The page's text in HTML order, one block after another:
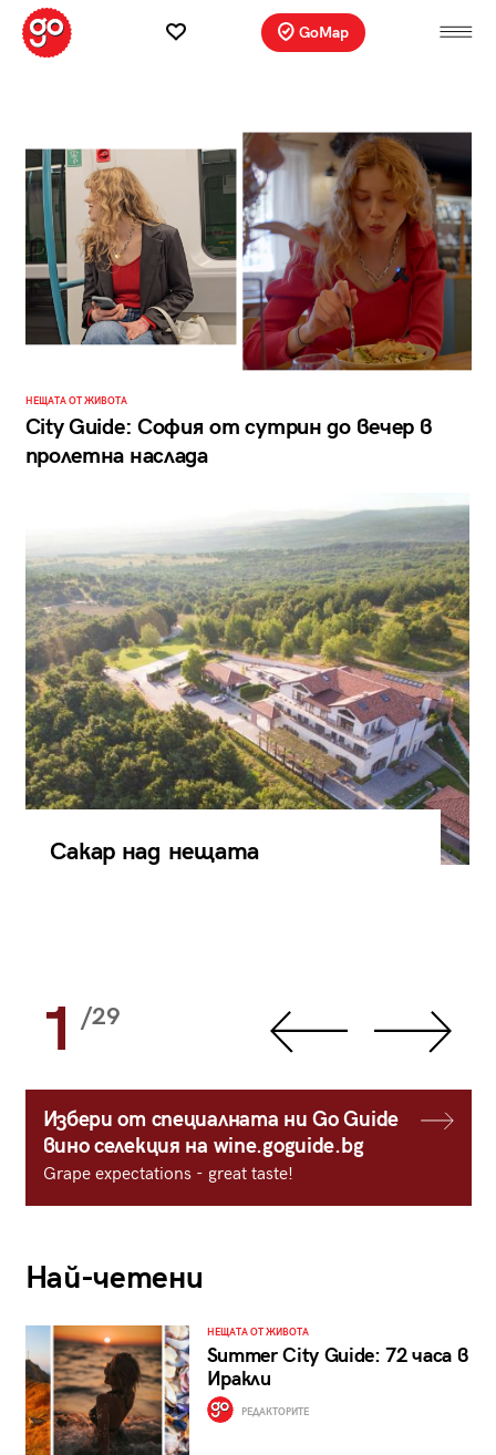
GoMap
НЕЩАТА ОТ ЖИВОТА
City Guide: София от сутрин до вечер в
пролетна наслада
Сакар над нещата
1 /29
Избери от специалната ни Go Guide
вино селекция на wine.goguide.bg
Grape expectations - great taste!
Най-четени
НЕЩАТА ОТ ЖИВОТА
Summer City Guide: 72 часа в
Иракли
РЕДАКТОРИТЕ